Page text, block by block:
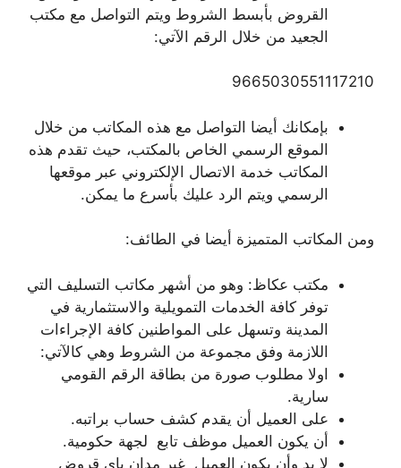
القروض بأبسط الشروط ويتم التواصل مع مكتب
الجعيد من خلال الرقم الآتي:
9665030551117210
بإمكانك أيضا التواصل مع هذه المكاتب من خلال
الموقع الرسمي الخاص بالمكتب، حيث تقدم هذه
المكاتب خدمة الاتصال الإلكتروني عبر موقعها
الرسمي ويتم الرد عليك بأسرع ما يمكن.
ومن المكاتب المتميزة أيضا في الطائف:
مكتب عكاظ: وهو من أشهر مكاتب التسليف التي
توفر كافة الخدمات التمويلية والاستثمارية في
المدينة وتسهل على المواطنين كافة الإجراءات
اللازمة وفق مجموعة من الشروط وهي كالآتي:
اولا مطلوب صورة من بطاقة الرقم القومي
سارية.
على العميل أن يقدم كشف حساب براتبه.
أن يكون العميل موظف تابع لجهة حكومية.
لا بد وأن يكون العميل غير مدان باي قروض